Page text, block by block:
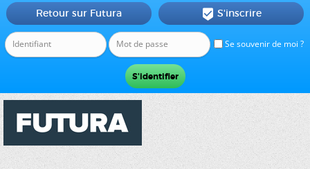
Se souvenir de moi ?
Retour sur Futura  S'inscrire